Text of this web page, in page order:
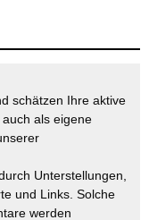
schätzen Ihre aktive
als eigene
Unterstellungen,
und Links. Solche
werden